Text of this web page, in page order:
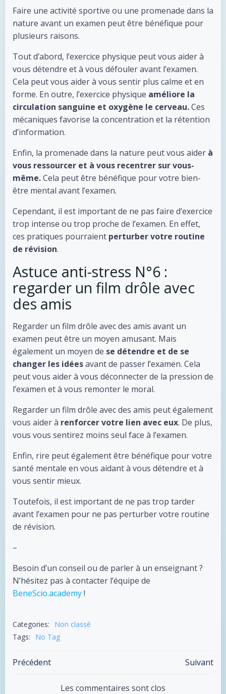
Faire une activité sportive ou une promenade dans la
nature avant un examen peut être bénéfique pour
plusieurs raisons.
Tout d’abord, l’exercice physique peut vous aider à
vous détendre et à vous défouler avant l’examen.
Cela peut vous aider à vous sentir plus calme et en
forme. En outre, l’exercice physique améliore la
circulation sanguine et oxygène le cerveau.Ces
mécaniques favorise la concentration et la rétention
d’information.
Enfin, la promenade dans la nature peut vous aider à
vous ressourcer et à vous recentrer sur vous-
même.Cela peut être bénéfique pour votre bien-
être mental avant l’examen.
Cependant, il est important de ne pas faire d’exercice
trop intense ou trop proche de l’examen. En effet,
ces pratiques pourraient perturber votre routine
de révision.
Astuce anti-stress N°6 :
regarder un film drôle avec
des amis
Regarder un film drôle avec des amis avant un
examen peut être un moyen amusant. Mais
également un moyen de se détendre et de se
changer les idéesavant de passer l’examen. Cela
peut vous aider à vous déconnecter de la pression de
l’examen et à vous remonter le moral.
Regarder un film drôle avec des amis peut également
vous aider à renforcer votre lien avec eux. De plus,
vous vous sentirez moins seul face à l’examen.
Enfin, rire peut également être bénéfique pour votre
santé mentale en vous aidant à vous détendre et à
vous sentir mieux.
Toutefois, il est important de ne pas trop tarder
avant l’examen pour ne pas perturber votre routine
de révision.
–
Besoin d’un conseil ou de parler à un enseignant ?
N’hésitez pas à contacter l’équipe de
BeneScio.academy!
Categories:
Non classé
Tags:
No Tag
Précédent Suivant
Les commentaires sont clos